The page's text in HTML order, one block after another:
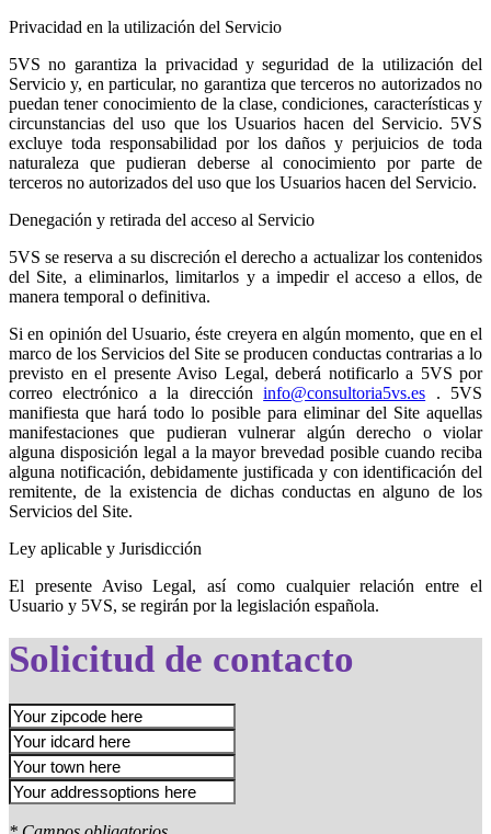
Privacidad en la utilización del Servicio
5VS no garantiza la privacidad y seguridad de la utilización del
Servicio y, en particular, no garantiza que terceros no autorizados no
puedan tener conocimiento de la clase, condiciones, características y
circunstancias del uso que los Usuarios hacen del Servicio. 5VS
excluye toda responsabilidad por los daños y perjuicios de toda
naturaleza que pudieran deberse al conocimiento por parte de
terceros no autorizados del uso que los Usuarios hacen del Servicio.
Denegación y retirada del acceso al Servicio
5VS se reserva a su discreción el derecho a actualizar los contenidos
del Site, a eliminarlos, limitarlos y a impedir el acceso a ellos, de
manera temporal o definitiva.
Si en opinión del Usuario, éste creyera en algún momento, que en el
marco de los Servicios del Site se producen conductas contrarias a lo
previsto en el presente Aviso Legal, deberá notificarlo a 5VS por
correo electrónico a la direccióninfo@consultoria5vs.es . 5VS
manifiesta que hará todo lo posible para eliminar del Site aquellas
manifestaciones que pudieran vulnerar algún derecho o violar
alguna disposición legal a la mayor brevedad posible cuando reciba
alguna notificación, debidamente justificada y con identificación del
remitente, de la existencia de dichas conductas en alguno de los
Servicios del Site.
Ley aplicable y Jurisdicción
El presente Aviso Legal, así como cualquier relación entre el
Usuario y 5VS, se regirán por la legislación española.
Solicitud de contacto